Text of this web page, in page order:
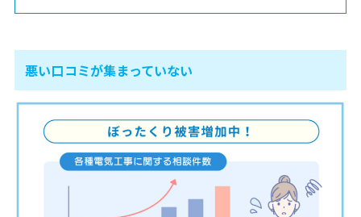
悪い口コミが集まっていない